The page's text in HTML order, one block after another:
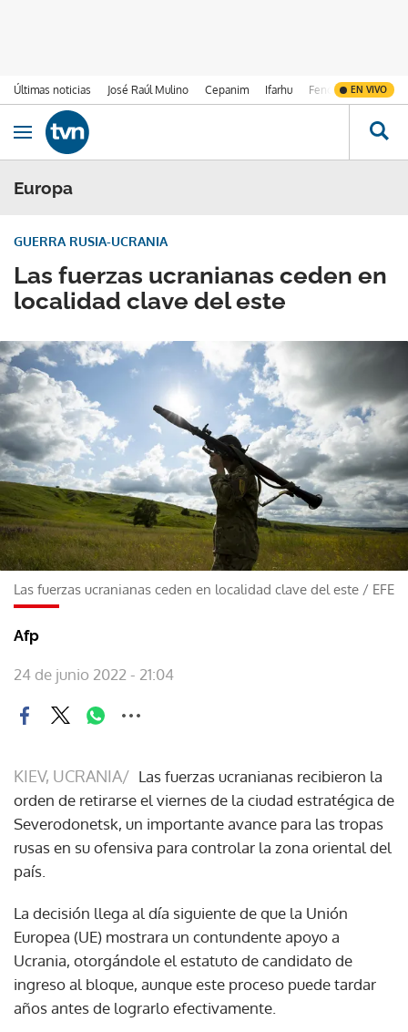
Últimas noticias José Raúl Mulino Cepanim Ifarhu Fenómeno de El
EN VIVO
Ir al contenido
Obrir navegació
Europa
Las fuerzas ucranianas ceden en
localidad clave del este
GUERRA RUSIA-UCRANIA
Las fuerzas ucranianas ceden en localidad clave del este / EFE
Afp
24 de junio 2022 - 21:04
KIEV, UCRANIA/ Las fuerzas ucranianas recibieron la
orden de retirarse el viernes de la ciudad estratégica de
Severodonetsk, un importante avance para las tropas
rusas en su ofensiva para controlar la zona oriental del
país.
La decisión llega al día siguiente de que la Unión
Europea (UE) mostrara un contundente apoyo a
Ucrania, otorgándole el estatuto de candidato de
ingreso al bloque, aunque este proceso puede tardar
años antes de lograrlo efectivamente.